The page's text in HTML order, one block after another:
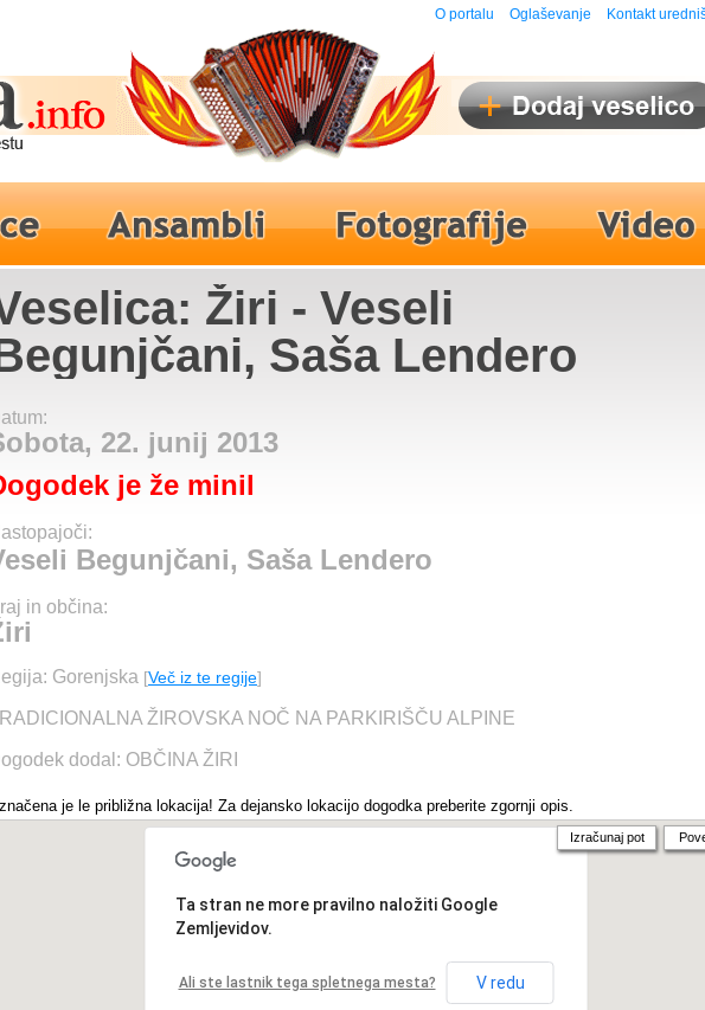
O portalu Oglaševanje Kontakt
Žiri - Veseli
Saša Lendero
22. junij 2013
je že minil
Begunjčani, Saša Lendero
in občina:
Gorenjska [Več iz te regije]
ŽIROVSKA NOČ NA PARKIRIŠČU ALPINE
dodal: OBČINA ŽIRI
je le približna lokacija! Za dejansko lokacijo dogodka preberite zgornji opis.
Ta stran ne more pravilno naložiti Google
Zemljevidov.
Ali ste lastnik tega spletnega mesta? V redu
Izračunaj pot